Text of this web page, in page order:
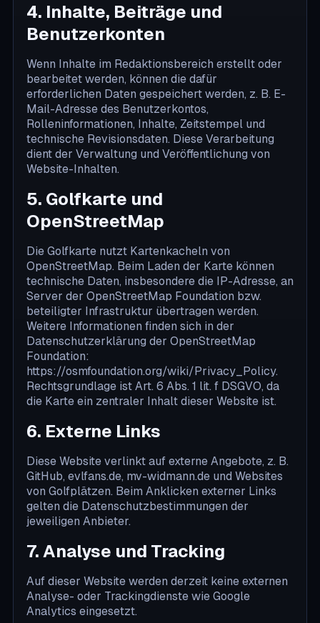
4. Inhalte, Beiträge und
Benutzerkonten
Wenn Inhalte im Redaktionsbereich erstellt oder
bearbeitet werden, können die dafür
erforderlichen Daten gespeichert werden, z. B. E-
Mail-Adresse des Benutzerkontos,
Rolleninformationen, Inhalte, Zeitstempel und
technische Revisionsdaten. Diese Verarbeitung
dient der Verwaltung und Veröffentlichung von
Website-Inhalten.
5. Golfkarte und
OpenStreetMap
Die Golfkarte nutzt Kartenkacheln von
OpenStreetMap. Beim Laden der Karte können
technische Daten, insbesondere die IP-Adresse, an
Server der OpenStreetMap Foundation bzw.
beteiligter Infrastruktur übertragen werden.
Weitere Informationen finden sich in der
Datenschutzerklärung der OpenStreetMap
Foundation:
https://osmfoundation.org/wiki/Privacy_Policy.
Rechtsgrundlage ist Art. 6 Abs. 1 lit. f DSGVO, da
die Karte ein zentraler Inhalt dieser Website ist.
6. Externe Links
Diese Website verlinkt auf externe Angebote, z. B.
GitHub, evlfans.de, mv-widmann.de und Websites
von Golfplätzen. Beim Anklicken externer Links
gelten die Datenschutzbestimmungen der
jeweiligen Anbieter.
7. Analyse und Tracking
Auf dieser Website werden derzeit keine externen
Analyse- oder Trackingdienste wie Google
Analytics eingesetzt.